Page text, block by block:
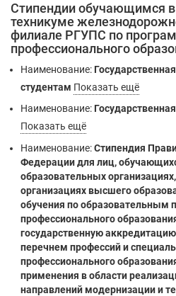
Стипендии обучающимся
техникуме
филиале РГУПС по
профессионального
Наименование:
студентам Показать ещё
Наименование:
Показать ещё
Наименование:Стипендия
Федерации для лиц,
образовательных
организациях высшего
обучения по образовательным
профессионального
государственную
перечнем профессий и
профессионального
применения в области
направлений модернизации и